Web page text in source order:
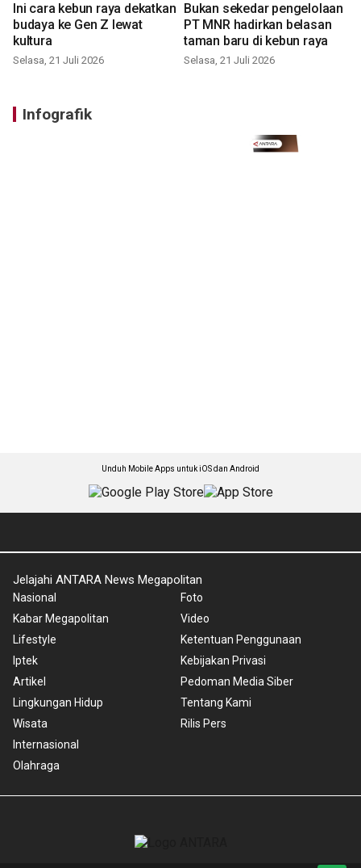
Ini cara kebun raya dekatkan
budaya ke Gen Z lewat
kultura
Selasa, 21 Juli 2026
Bukan sekedar pengelolaan
PT MNR hadirkan belasan
taman baru di kebun raya
Selasa, 21 Juli 2026
Infografik
Unduh Mobile Apps untuk iOS dan Android
Jelajahi ANTARA News Megapolitan
Nasional
Kabar Megapolitan
Lifestyle
Iptek
Artikel
Lingkungan Hidup
Wisata
Internasional
Olahraga
Foto
Video
Ketentuan Penggunaan
Kebijakan Privasi
Pedoman Media Siber
Tentang Kami
Rilis Pers